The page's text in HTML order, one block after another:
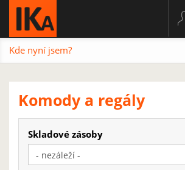
Kde nyní jsem?
Komody a regály
Skladové zásoby
- nezáleží -